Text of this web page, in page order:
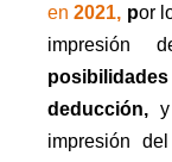
en2021, por
impresión
deducción,
impresión